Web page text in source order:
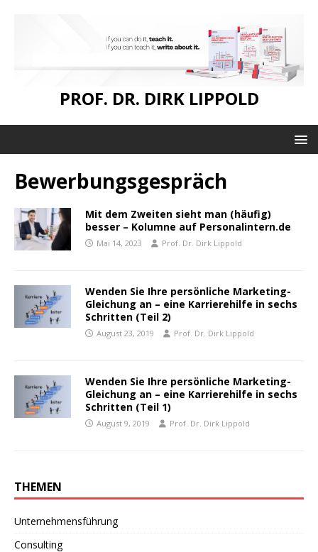
PROF. DR. DIRK LIPPOLD
Bewerbungsgespräch
Mit dem Zweiten sieht man (häufig)
besser – Kolumne auf Personalintern.de
Mai 14, 2023 Prof. Dr. Dirk Lippold
Wenden Sie Ihre persönliche Marketing-
Gleichung an – eine Karrierehilfe in sechs
Schritten (Teil 2)
August 23, 2019 Prof. Dr. Dirk Lippold
Wenden Sie Ihre persönliche Marketing-
Gleichung an – eine Karrierehilfe in sechs
Schritten (Teil 1)
August 9, 2019 Prof. Dr. Dirk Lippold
THEMEN
Unternehmensführung
Consulting